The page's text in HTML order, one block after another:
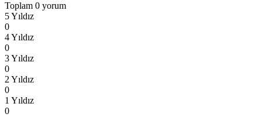
Toplam 0 yorum
5 Yıldız
0
4 Yıldız
0
3 Yıldız
0
2 Yıldız
0
1 Yıldız
0